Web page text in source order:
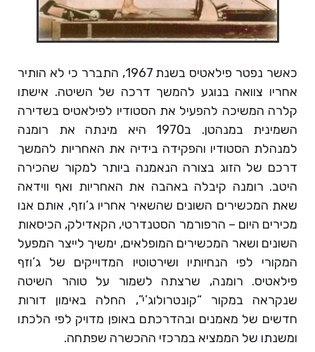
כאשר נפטר פילאטיס בשנת 1967, התברר כי לא הותיר
אחריו צוואה בנוגע להמשך דרכה של השיטה. אישתו
קלרה המשיכה להפעיל את הסטודיו לפילאטיס בשדירה
השמינית במנהטן. ב1970 היא מינתה את רומנה
למנהלת הסטודיו והפקידה בידיה את האחריות להמשך
דרכם של הזוג בצורה הנאמנה ביותר למקור שהכירה
היטב. רומנה קיבלה באהבה את האחריות ואף ווידאה
שאת המכשירים השונים שהשאיר אחריו ג’וזף, אותם אנו
מכירים היום – הרפורמר הסטנדרטי, הקאדילק, הכיסאות
השונים ושאר המכשירים המופלאים, ימשיך לייצר המפעל
המקורי לפי הנחיותיו ושירטוטיו המדוייקים של ג’וזף
פילאטיס. רומנה, שרצתה לשמור על טוהר השיטה
שנקראה במקור “קונטרולוג’י”, החלה באימון דורות
חדשים של מאמנים ובהדרכתם באופן מדויק לפי הלכתו
ומשנתו של הממציא במרכזי ההכשרה שפתחה.